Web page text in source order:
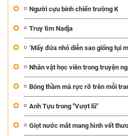
Người cựu binh chiến trường K
Truy tìm Nadja
‘Mấy đứa nhỏ diễn sao giống tụi
Nhân vật học viên trong truyện
Bóng thầm mà rực rỡ trên mỗi
Anh Tựu trong "Vượt lũ"
Giọt nước mắt mang hình vết